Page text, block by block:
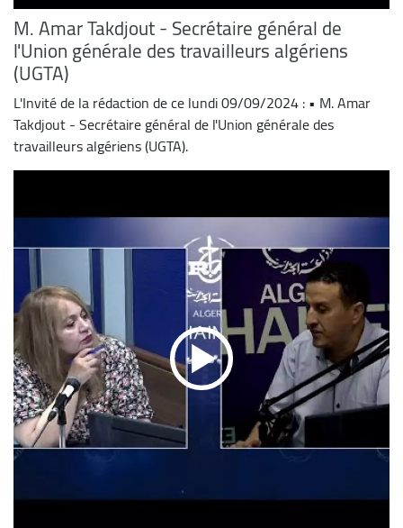
M. Amar Takdjout - Secrétaire général de
l'Union générale des travailleurs algériens
(UGTA)
L'Invité de la rédaction de ce lundi 09/09/2024 : • M. Amar
Takdjout - Secrétaire général de l'Union générale des
travailleurs algériens (UGTA).